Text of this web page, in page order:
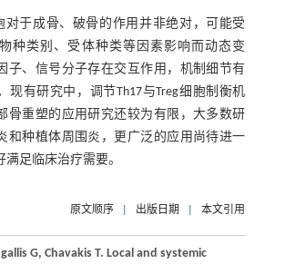
对于成骨、破骨的作用并非绝对，可能受
种类别、受体种类等因素影响而动态变
子、信号分子存在交互作用，机制细节有
现有研究中，调节Th17与Treg细胞制衡机
骨重塑的应用研究还较为有限，大多数研
和种植体周围炎，更广泛的应用尚待进一
足临床治疗需要。
原文顺序 出版日期 本文引用
G, Chavakis T. Local and systemic